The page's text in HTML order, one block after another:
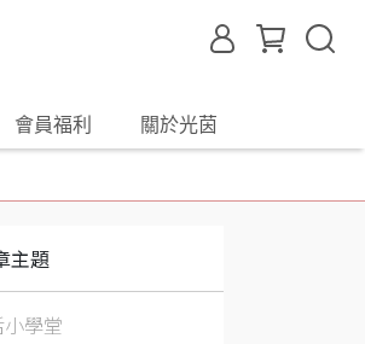
會員福利 關於光茵
主題
學堂